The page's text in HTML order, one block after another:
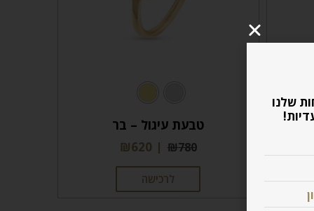
טבעת עיגול – בר
₪780
₪620
לרכישה
שלנו